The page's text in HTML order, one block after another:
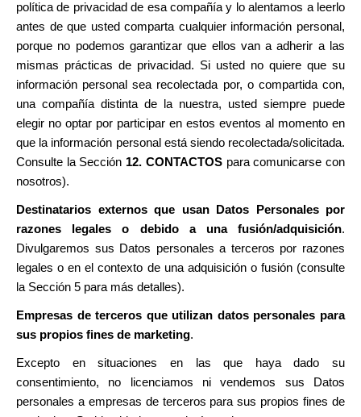
política de privacidad de esa compañía y lo alentamos a leerlo
antes de que usted comparta cualquier información personal,
porque no podemos garantizar que ellos van a adherir a las
mismas prácticas de privacidad. Si usted no quiere que su
información personal sea recolectada por, o compartida con,
una compañía distinta de la nuestra, usted siempre puede
elegir no optar por participar en estos eventos al momento en
que la información personal está siendo recolectada/solicitada.
Consulte la Sección 12. CONTACTOSpara comunicarse con
nosotros).
Destinatarios externos que usan Datos Personales por
razones legales o debido a una fusión/adquisición.
Divulgaremos sus Datos personales a terceros por razones
legales o en el contexto de una adquisición o fusión (consulte
la Sección 5 para más detalles).
Empresas de terceros que utilizan datos personales para
sus propios fines de marketing.
Excepto en situaciones en las que haya dado su
consentimiento, no licenciamos ni vendemos sus Datos
personales a empresas de terceros para sus propios fines de